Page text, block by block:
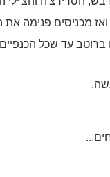
מכניסים פנימה את
עד שכל